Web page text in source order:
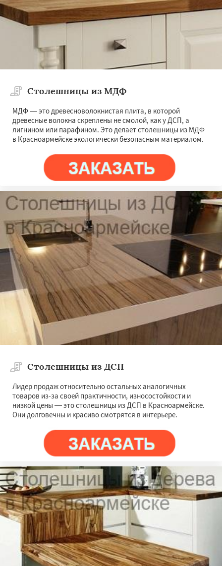
Столешницы из МДФ
МДФ — это древесноволокнистая плита, в которой
древесные волокна скреплены не смолой, как у ДСП, а
лигнином или парафином. Это делает столешницы из МДФ
в Красноармейске экологически безопасным материалом.
Столешницы из ДСП
Лидер продаж относительно остальных аналогичных
товаров из-за своей практичности, износостойкости и
низкой цены — это столешницы из ДСП в Красноармейске.
Они долговечны и красиво смотрятся в интерьере.